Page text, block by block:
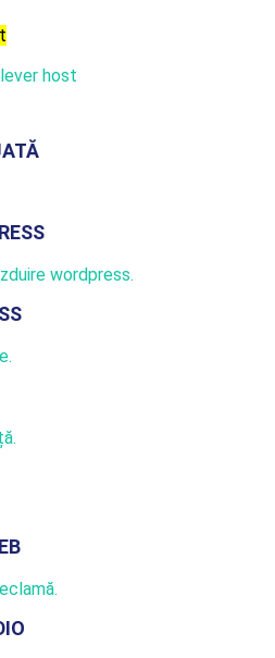
wordpress.